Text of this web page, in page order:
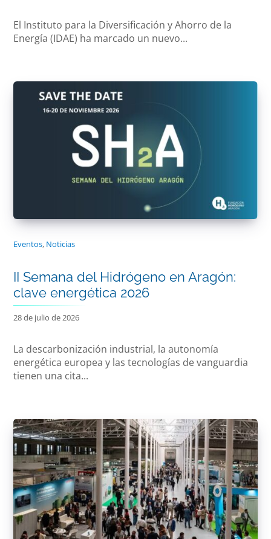
El Instituto para la Diversificación y Ahorro de la
Energía (IDAE) ha marcado un nuevo...
Eventos, Noticias
II Semana del Hidrógeno en Aragón:
clave energética 2026
28 de julio de 2026
La descarbonización industrial, la autonomía
energética europea y las tecnologías de vanguardia
tienen una cita...